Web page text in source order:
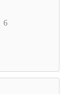
6